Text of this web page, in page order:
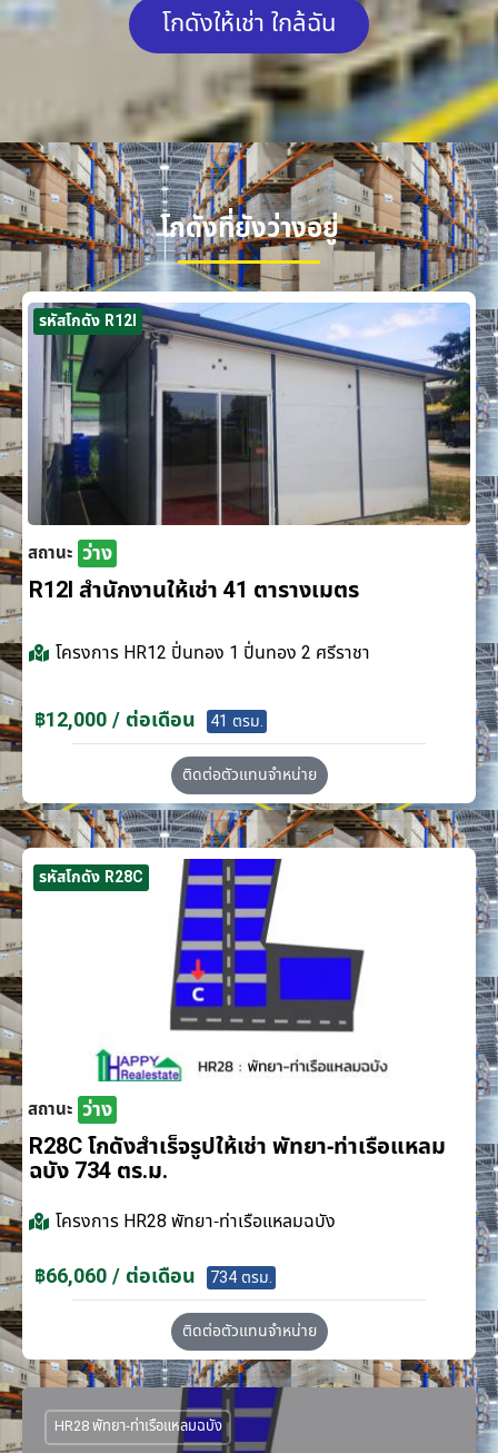
โกดังให้เช่า ใกล้ฉัน
โกดังที่ยังว่างอยู่
รหัสโกดัง R12I
สถานะ ว่าง
R12I สำนักงานให้เช่า 41 ตารางเมตร
โครงการ HR12 ปิ่นทอง 1 ปิ่นทอง 2 ศรีราชา
฿12,000 / ต่อเดือน 41 ตรม.
ติดต่อตัวแทนจำหน่าย
รหัสโกดัง R28C
สถานะ ว่าง
R28C โกดังสำเร็จรูปให้เช่า พัทยา-ท่าเรือแหลม
ฉบัง 734 ตร.ม.
โครงการ HR28 พัทยา-ท่าเรือแหลมฉบัง
฿66,060 / ต่อเดือน 734 ตรม.
ติดต่อตัวแทนจำหน่าย
HR28 พัทยา-ท่าเรือแหลมฉบัง